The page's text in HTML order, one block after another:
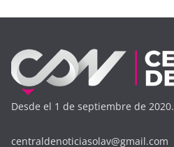
Desde el 1 de septiembre de 2020.
centraldenoticiasolav@gmail.com